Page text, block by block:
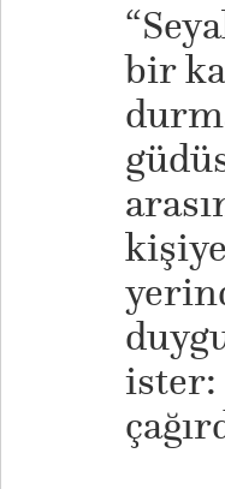
bir
ister: